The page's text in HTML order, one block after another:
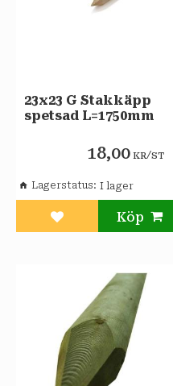
23x23 G Stakkäpp
spetsad L=1750mm
18,00 KR/ST
Lägg till i favoriter
Lagerstatus